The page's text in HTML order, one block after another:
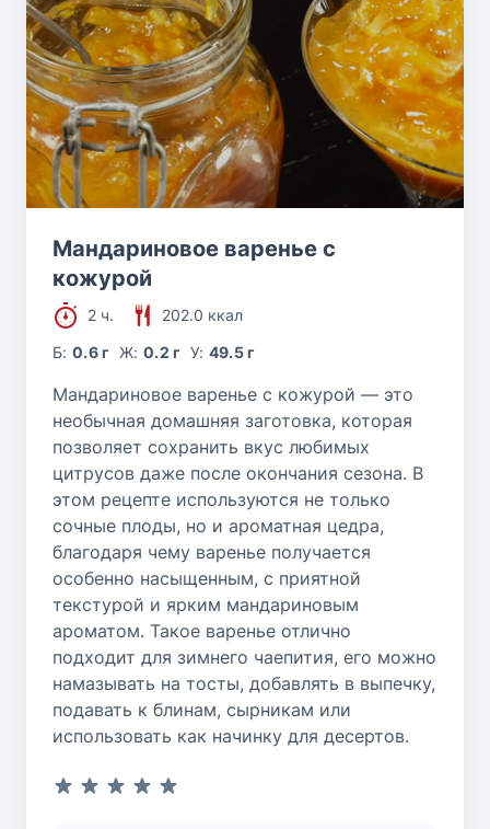
Мандариновое варенье с
кожурой
2 ч.
202.0 ккал
Б:0.6 г Ж: 0.2 г У: 49.5 г
Мандариновое варенье с кожурой — это
необычная домашняя заготовка, которая
позволяет сохранить вкус любимых
цитрусов даже после окончания сезона. В
этом рецепте используются не только
сочные плоды, но и ароматная цедра,
благодаря чему варенье получается
особенно насыщенным, с приятной
текстурой и ярким мандариновым
ароматом. Такое варенье отлично
подходит для зимнего чаепития, его можно
намазывать на тосты, добавлять в выпечку,
подавать к блинам, сырникам или
использовать как начинку для десертов.